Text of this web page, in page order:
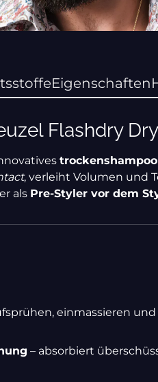
Eigenschaften
Flashdry
, verleiht Volumen und
als Pre-Styler vor dem
einmassieren
– absorbiert